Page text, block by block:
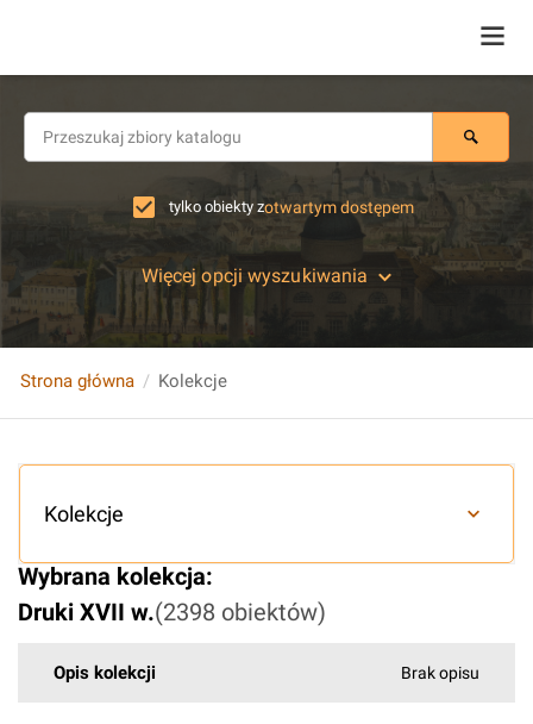
tylko obiekty zotwartym dostępem
Więcej opcji wyszukiwania
Strona główna Kolekcje
Kolekcje
Wybrana kolekcja:
Druki XVII w.(2398 obiektów)
Opis kolekcji Brak opisu